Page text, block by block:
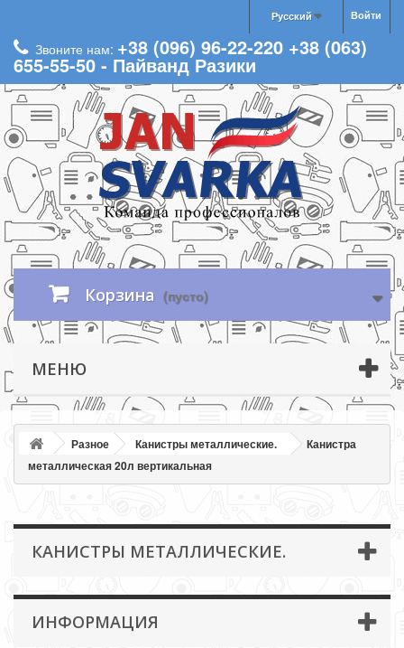
Войти
Русский
Звоните нам: +38 (096) 96-22-220 +38 (063)
655-55-50 - Пайванд Разики
Корзина (пусто)
МЕНЮ
Разное Канистры металлические.
Канистра
металлическая 20л вертикальная
КАНИСТРЫ МЕТАЛЛИЧЕСКИЕ.
ИНФОРМАЦИЯ